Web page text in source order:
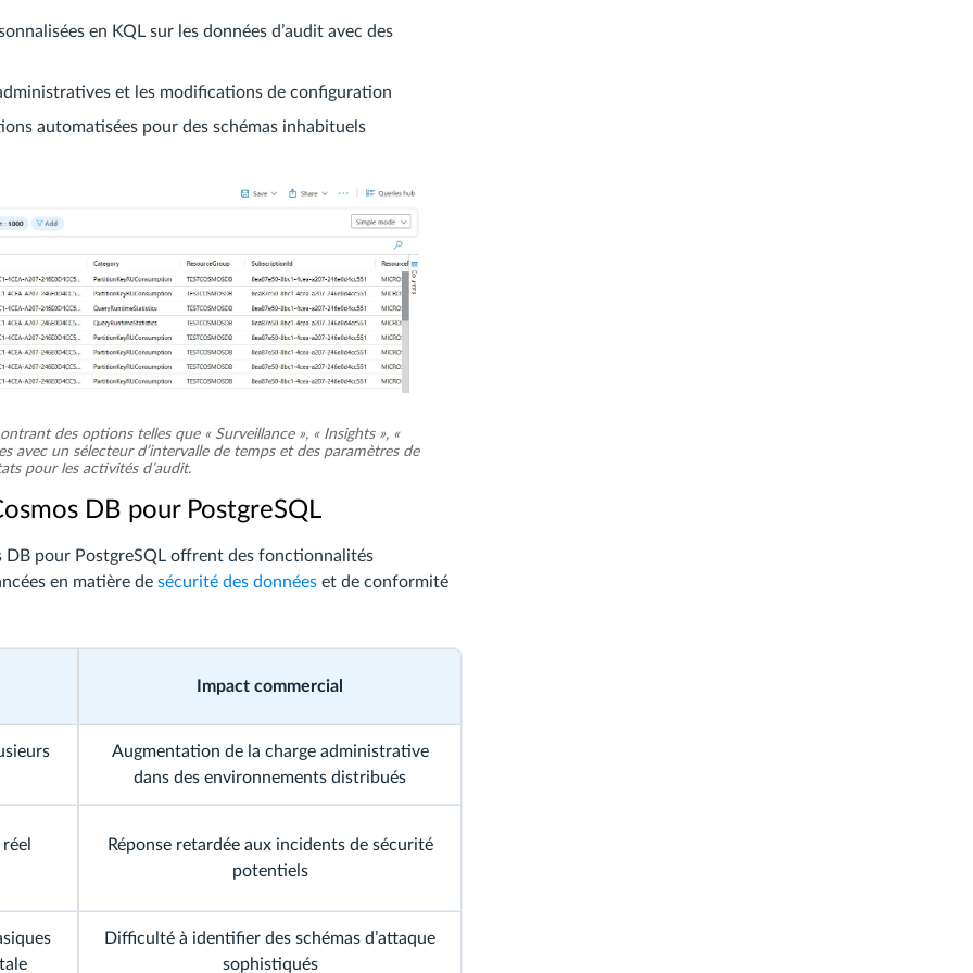
en KQL sur les données d’audit avec des
et les modifications de configuration
automatisées pour des schémas inhabituels
des options telles que « Surveillance », « Insights », «
avec un sélecteur d’intervalle de temps et des paramètres de
pour les activités d’audit.
DB pour PostgreSQL
DB pour PostgreSQL offrent des fonctionnalités
en matière de sécurité des données et de conformité
Impact commercial
Augmentation de la charge administrative
dans des environnements distribués
Réponse retardée aux incidents de sécurité
potentiels
Difficulté à identifier des schémas d’attaque
sophistiqués